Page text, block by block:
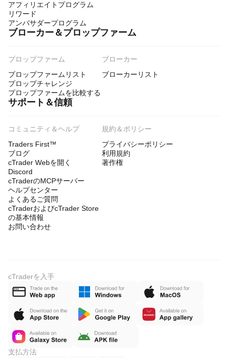
アフィリエイトプログラム
リワード
アンバサダープログラム
ブローカー＆プロップファーム
プロップファーム
プロップファームリスト
プロップチャレンジ
プロップファームを比較する
ブローカー
ブローカーリスト
サポート＆信頼
コミュニティ＆ヘルプ
Traders First™
ブログ
cTrader Webを開く
Discord
cTraderのMCPサーバー
ヘルプセンター
よくあるご質問
cTraderおよびcTrader Store
の基本情報
お問い合わせ
規約＆ポリシー
プライバシーポリシー
利用規約
著作権
cTraderを入手
支払方法